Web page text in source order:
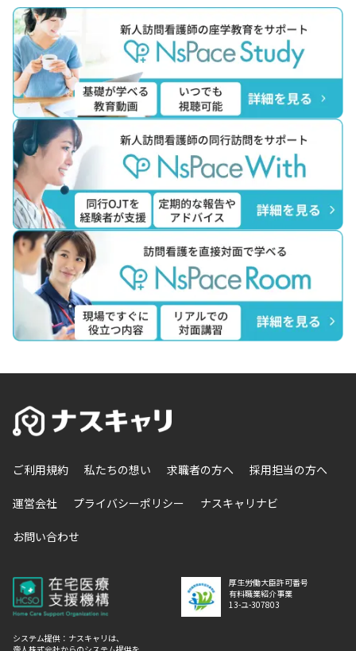
ご利用規約 私たちの想い 求職者の方へ 採用担当の方へ
運営会社 プライバシーポリシー ナスキャリナビ
お問い合わせ
厚生労働大臣許可番号
有料職業紹介事業
13-ユ-307803
システム提供：ナスキャリは、